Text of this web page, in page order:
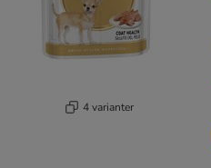
4 varianter